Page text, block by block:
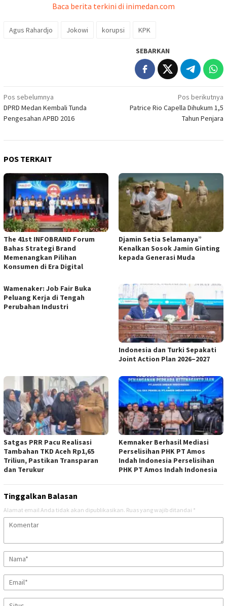
Baca berita terkini di inimedan.com
Agus Rahardjo Jokowi korupsi KPK
SEBARKAN
Navigasi
pos
Pos sebelumnya
DPRD Medan Kembali Tunda
Pengesahan APBD 2016
Pos berikutnya
Patrice Rio Capella Dihukum 1,5
Tahun Penjara
POS TERKAIT
The 41st INFOBRAND Forum
Bahas Strategi Brand
Memenangkan Pilihan
Konsumen di Era Digital
Djamin Setia Selamanya”
Kenalkan Sosok Jamin Ginting
kepada Generasi Muda
Wamenaker: Job Fair Buka
Peluang Kerja di Tengah
Perubahan Industri
Indonesia dan Turki Sepakati
Joint Action Plan 2026–2027
Satgas PRR Pacu Realisasi
Tambahan TKD Aceh Rp1,65
Triliun, Pastikan Transparan
dan Terukur
Kemnaker Berhasil Mediasi
Perselisihan PHK PT Amos
Indah Indonesia Perselisihan
PHK PT Amos Indah Indonesia
Tinggalkan Balasan
Alamat email Anda tidak akan dipublikasikan. Ruas yang wajib ditandai *